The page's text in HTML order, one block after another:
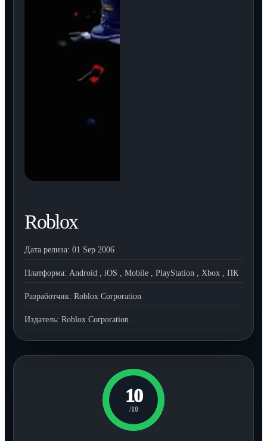
Roblox
Дата релиза: 01 Sep 2006
Платформа: Android , iOS , Mobile , PlayStation , Xbox , ПК
Разработчик: Roblox Corporation
Издатель: Roblox Corporation
10
/10